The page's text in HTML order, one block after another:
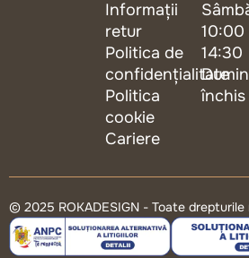
Informații
retur
Politica de
confidențialitate
Politica
cookie
Cariere
10:00
14:30
închis
© 2025 ROKADESIGN - Toate